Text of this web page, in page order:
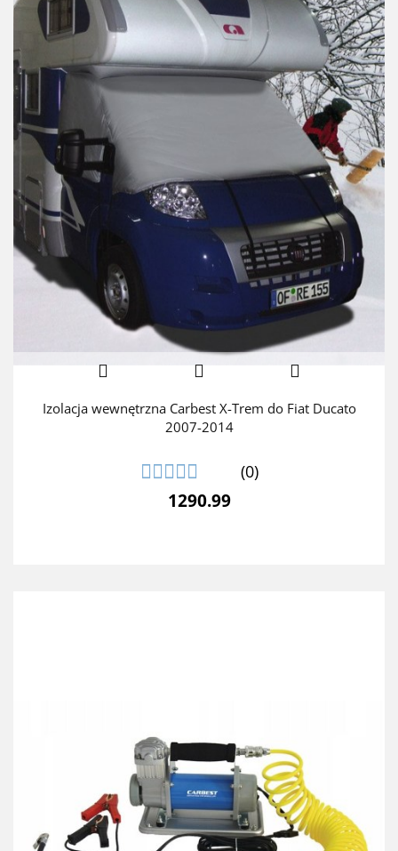
Izolacja wewnętrzna Carbest X-Trem do Fiat Ducato
2007-2014
(0)
1290.99